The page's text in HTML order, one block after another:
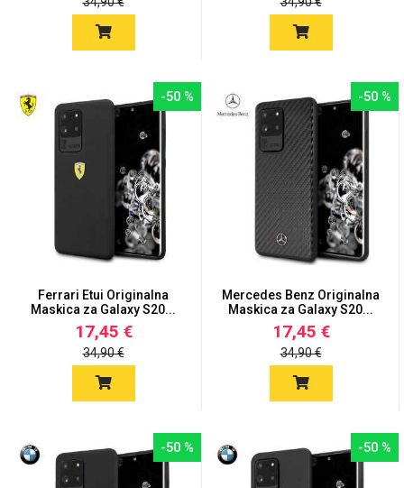
-50 %
Ferrari Etui Originalna
Maskica za Galaxy S20...
17,45 €
34,90 €
-50 %
Mercedes Benz Originalna
Maskica za Galaxy S20...
17,45 €
34,90 €
-50 % -50 %